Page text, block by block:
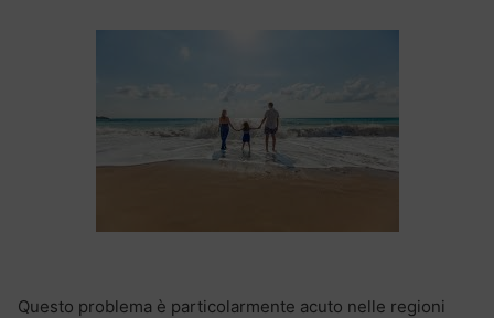
Questo problema è particolarmente acuto nelle regioni